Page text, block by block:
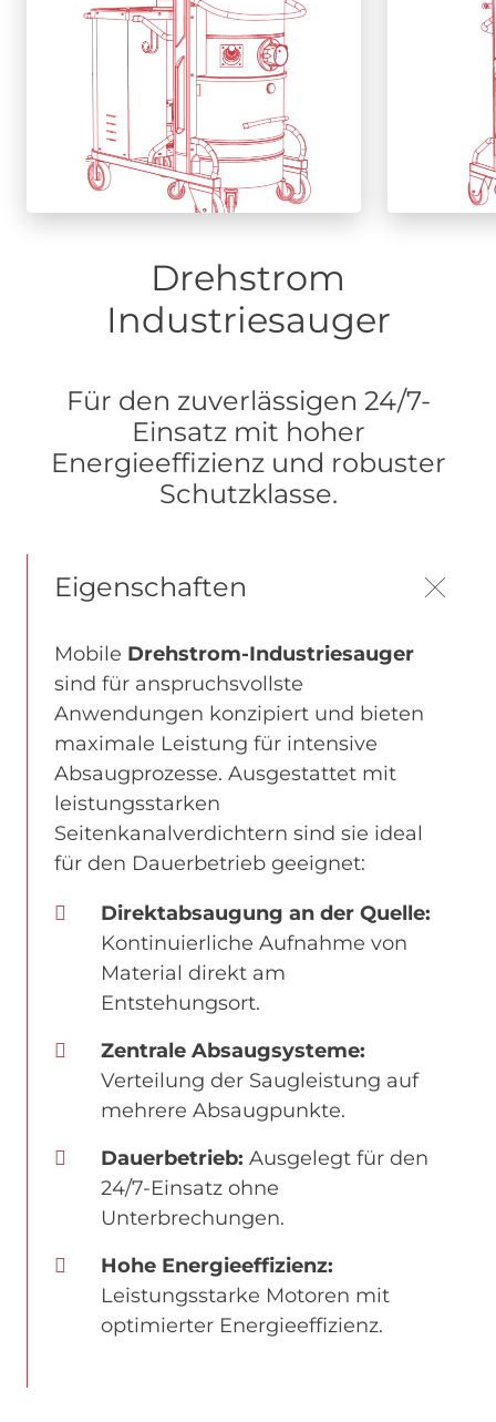
Mehr
erfahren
Drehstrom
Industriesauger
Für den zuverlässigen 24/7-
Einsatz mit hoher
Energieeffizienz und robuster
Schutzklasse.
Eigenschaften
Mobile Drehstrom-Industriesauger
sind für anspruchsvollste
Anwendungen konzipiert und bieten
maximale Leistung für intensive
Absaugprozesse. Ausgestattet mit
leistungsstarken
Seitenkanalverdichtern sind sie ideal
für den Dauerbetrieb geeignet:
Direktabsaugung an der Quelle:
Kontinuierliche Aufnahme von
Material direkt am
Entstehungsort.
Zentrale Absaugsysteme:
Verteilung der Saugleistung auf
mehrere Absaugpunkte.
Dauerbetrieb: Ausgelegt für den
24/7-Einsatz ohne
Unterbrechungen.
Hohe Energieeffizienz:
Leistungsstarke Motoren mit
optimierter Energieeffizienz.